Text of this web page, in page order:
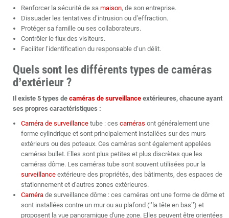
Renforcer la sécurité de sa maison, de son entreprise.
Dissuader les tentatives d’intrusion ou d’effraction.
Protéger sa famille ou ses collaborateurs.
Contrôler le flux des visiteurs.
Faciliter l’identification du responsable d’un délit.
Quels sont les différents types de caméras
d’extérieur ?
Il existe 5 types de caméras de surveillance extérieures, chacune ayant
ses propres caractéristiques :
Caméra de surveillance tube : ces caméras ont généralement une
forme cylindrique et sont principalement installées sur des murs
extérieurs ou des poteaux. Ces caméras sont également appelées
caméras bullet. Elles sont plus petites et plus discrètes que les
caméras dôme. Les caméras tube sont souvent utilisées pour la
surveillance extérieure des propriétés, des bâtiments, des espaces de
stationnement et d'autres zones extérieures.
Caméra de surveillance dôme : ces caméras ont une forme de dôme et
sont installées contre un mur ou au plafond (‘’la tête en bas’’) et
proposent la vue panoramique d'une zone. Elles peuvent être orientées